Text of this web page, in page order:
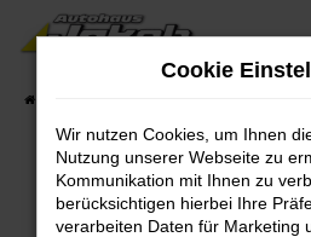
Zum
Hauptinhalt
Fehler: Network
Cookie
Wir nutzen Cookies, um Ihnen
Nutzung unserer Webseite zu
Kommunikation mit Ihnen zu
berücksichtigen hierbei Ihre
verarbeiten Daten für Marketing